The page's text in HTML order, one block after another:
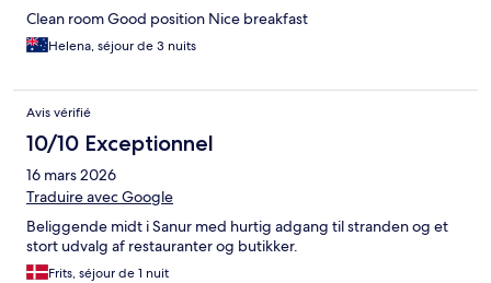
Clean room Good position Nice breakfast
Helena, séjour de 3 nuits
Avis vérifié
10/10 Exceptionnel
16 mars 2026
Traduire avec Google
Beliggende midt i Sanur med hurtig adgang til stranden og et
stort udvalg af restauranter og butikker.
Frits, séjour de 1 nuit